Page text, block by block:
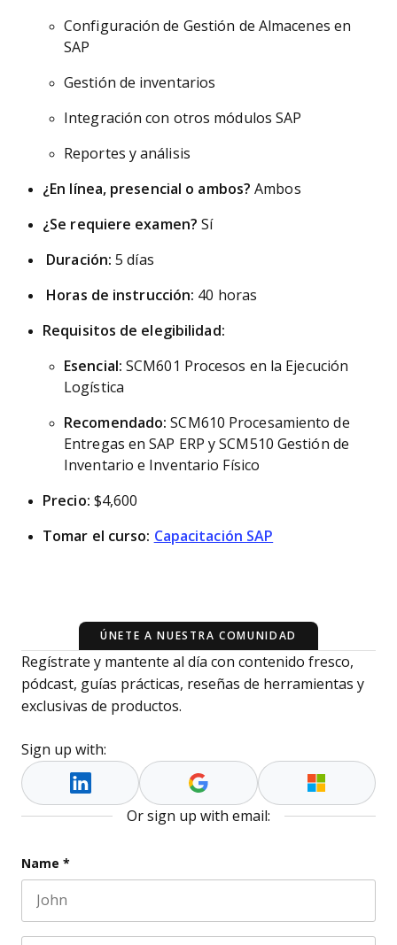
Configuración de Gestión de Almacenes en
SAP
Gestión de inventarios
Integración con otros módulos SAP
Reportes y análisis
¿En línea, presencial o ambos? Ambos
¿Se requiere examen? Sí
Duración: 5 días
Horas de instrucción: 40 horas
Requisitos de elegibilidad:
Esencial: SCM601 Procesos en la Ejecución
Logística
Recomendado:SCM610 Procesamiento de
Entregas en SAP ERP y SCM510 Gestión de
Inventario e Inventario Físico
Precio: $4,600
Tomar el curso: Capacitación SAP
ÚNETE A NUESTRA COMUNIDAD
Regístrate y mantente al día con contenido fresco,
pódcast, guías prácticas, reseñas de herramientas y
exclusivas de productos.
Sign up with:
Or sign up with email:
Phone
Este campo es un campo de validación y debe
Name *